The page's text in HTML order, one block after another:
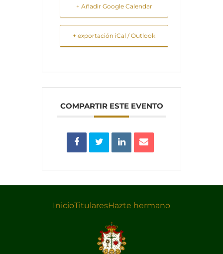
+ Añadir Google Calendar
+ exportación iCal / Outlook
COMPARTIR ESTE EVENTO
InicioTitularesHazte hermano